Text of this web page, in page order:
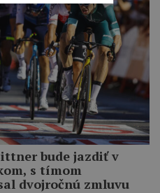
bude jazdiť v
s tímom
dvojročnú zmluvu